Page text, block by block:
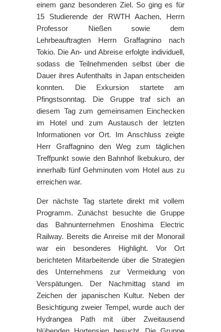
einem ganz besonderen Ziel. So ging es für
15 Studierende der RWTH Aachen, Herrn
Professor Nießen sowie dem
Lehrbeauftragten Herrn Graffagnino nach
Tokio. Die An- und Abreise erfolgte individuell,
sodass die Teilnehmenden selbst über die
Dauer ihres Aufenthalts in Japan entscheiden
konnten. Die Exkursion startete am
Pfingstsonntag. Die Gruppe traf sich an
diesem Tag zum gemeinsamen Einchecken
im Hotel und zum Austausch der letzten
Informationen vor Ort. Im Anschluss zeigte
Herr Graffagnino den Weg zum täglichen
Treffpunkt sowie den Bahnhof Ikebukuro, der
innerhalb fünf Gehminuten vom Hotel aus zu
erreichen war.
Der nächste Tag startete direkt mit vollem
Programm. Zunächst besuchte die Gruppe
das Bahnunternehmen Enoshima Electric
Railway. Bereits die Anreise mit der Monorail
war ein besonderes Highlight. Vor Ort
berichteten Mitarbeitende über die Strategien
des Unternehmens zur Vermeidung von
Verspätungen. Der Nachmittag stand im
Zeichen der japanischen Kultur. Neben der
Besichtigung zweier Tempel, wurde auch der
Hydrangea Path mit über Zweitausend